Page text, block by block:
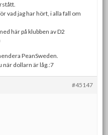
vad jag har hört, i alla fall om
här på klubben av D2
PeanSweden.
när dollarn är låg.:7
#45147